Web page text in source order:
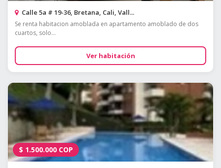
Calle 5a # 19-36, Bretana, Cali, Vall...
Se renta habitacion amoblada en apartamento amoblado de dos
cuartos, solo...
Ver habitación
$ 1.500.000 COP